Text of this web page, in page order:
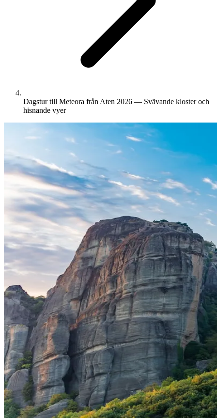
Dagstur till Meteora från Aten 2026 — Svävande kloster och
hisnande vyer